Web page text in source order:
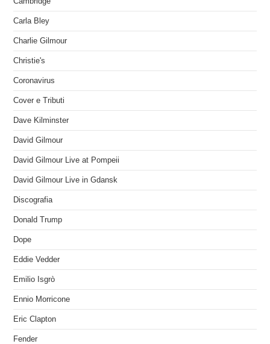
Carla Bley
Charlie Gilmour
Christie's
Coronavirus
Cover e Tributi
Dave Kilminster
David Gilmour
David Gilmour Live at Pompeii
David Gilmour Live in Gdansk
Discografia
Donald Trump
Dope
Eddie Vedder
Emilio Isgrò
Ennio Morricone
Eric Clapton
Fender